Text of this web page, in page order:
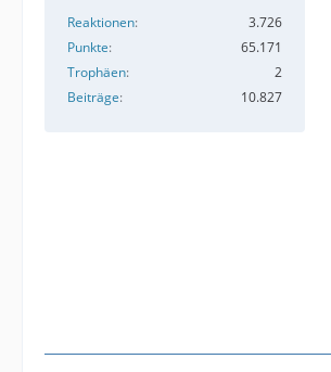
Reaktionen
3.726
Punkte
65.171
Trophäen
2
Beiträge
10.827